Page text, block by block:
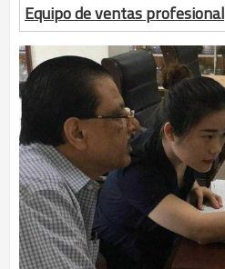
Equipo de ventas profesional